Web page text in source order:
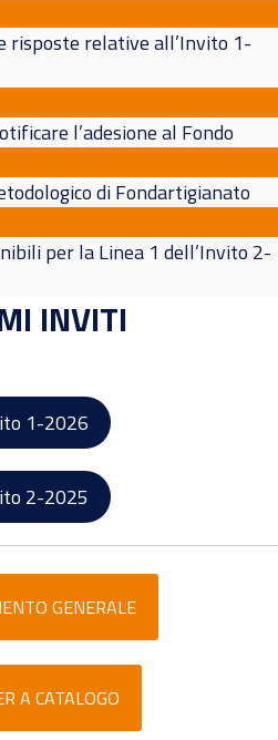
risposte relative all’Invito 1-
l’adesione al Fondo
di Fondartigianato
per la Linea 1 dell’Invito 2-
INVITI
1-2026
2-2025
GENERALE
A CATALOGO